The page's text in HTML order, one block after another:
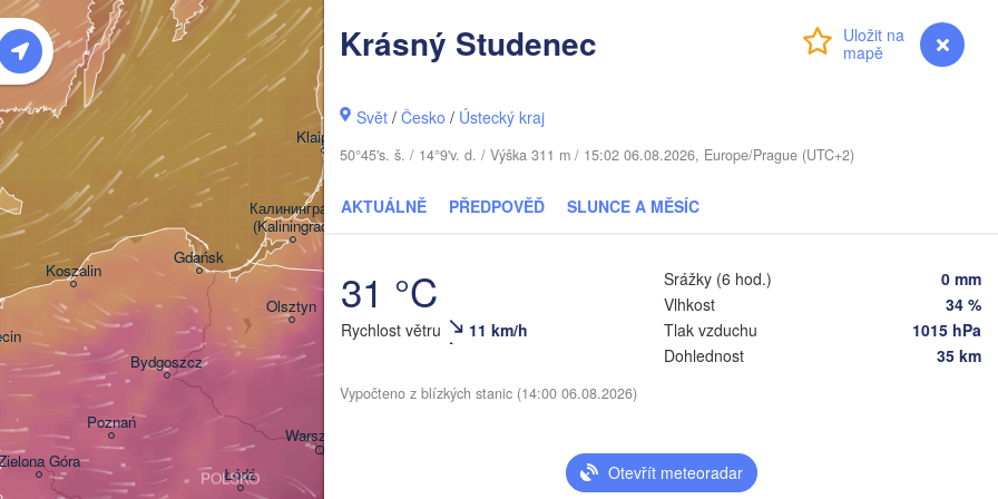
Přihlášení myVentusky Předpověď
Krásný Studenec
Svět /Česko / Ústecký kraj
50°45's. š. / 14°9'v. d. / Výška 311 m / 15:02 06.08.2026, Europe/Prague (UTC+2)
AKTUÁLNĚ PŘEDPOVĚĎ SLUNCE A MĚSÍC
31 °C
Rychlost větru 11 km/h
Srážky (6 hod.)
0 mm
Vlhkost
34 %
Tlak vzduchu
1015 hPa
Dohlednost
35 km
Vypočteno z blízkých stanic (14:00 06.08.2026)
Otevřít meteoradar
Warszawa
Łódź
Poznań
Olsztyn
Koszalin
Klaipėda
Góra
Gdańsk
Калининград
(Kaliningrad)
Bydgoszcz
POLSKO
Šiauliai
LOTYŠSKO
Мінск
(Minsk)
Бабруйск
(Babrujsk)
(Mazyr)
(Salihorsk)
(Hrodna)
Віцебск
Магілёў
(Mahilioŭ)
BĚLORUSKO